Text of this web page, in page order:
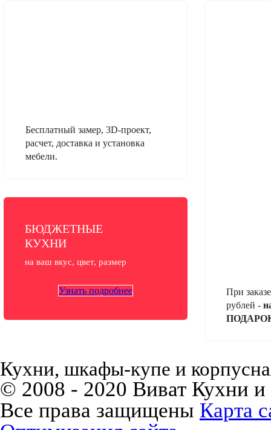
Бесплатный замер, 3D-проект,
расчет, доставка и установка
мебели.
БЮДЖЕТНЫЕ
КУХНИ
на ваш вкус, цвет, размер
Узнать подробнее
При
рублей -
Кухни, шкафы-купе и
© 2008 - 2020 Виват Кухни
Все права защищены Карта